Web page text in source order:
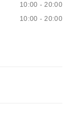
10:00 - 20:00
10:00 - 20:00